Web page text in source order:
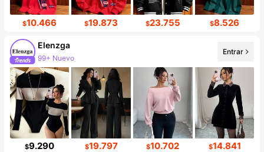
$10.466 $19.873 $23.755 $8.526
Elenzga
99+ Nuevo
Incremento de seguidores de 12%
Entrar
$9.290 $19.797 $10.702 $14.841